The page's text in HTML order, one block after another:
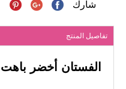
شارك
تفاصيل المنتج
الفستان أخضر باهت